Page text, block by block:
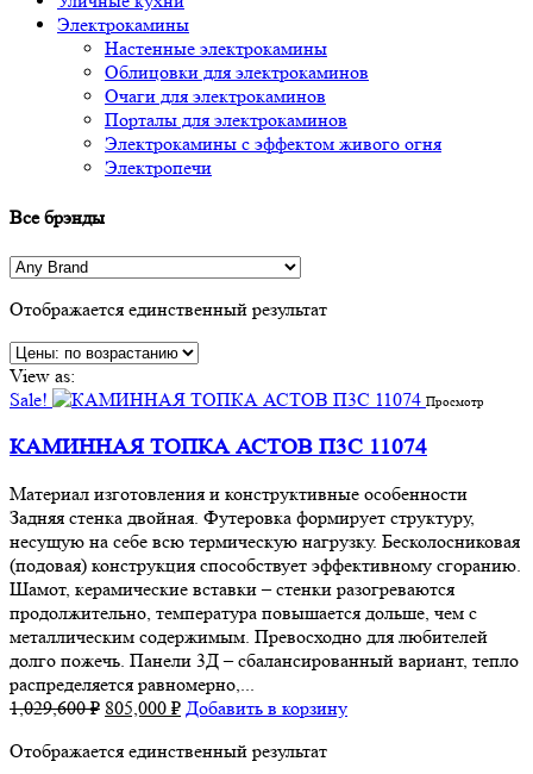
Электрокамины
Настенные электрокамины
Облицовки для электрокаминов
Очаги для электрокаминов
Порталы для электрокаминов
Электрокамины с эффектом живого огня
Электропечи
Все брэнды
Отображается единственный результат
View as:
Sale!
Просмотр
КАМИННАЯ ТОПКА АСТОВ П3С 11074
Материал изготовления и конструктивные особенности
Задняя стенка двойная. Футеровка формирует структуру,
несущую на себе всю термическую нагрузку. Бесколосниковая
(подовая) конструкция способствует эффективному сгоранию.
Шамот, керамические вставки – стенки разогреваются
продолжительно, температура повышается дольше, чем с
металлическим содержимым. Превосходно для любителей
долго пожечь. Панели 3Д – сбалансированный вариант, тепло
распределяется равномерно,...
1,029,600₽ 805,000 ₽ Добавить в корзину
Отображается единственный результат